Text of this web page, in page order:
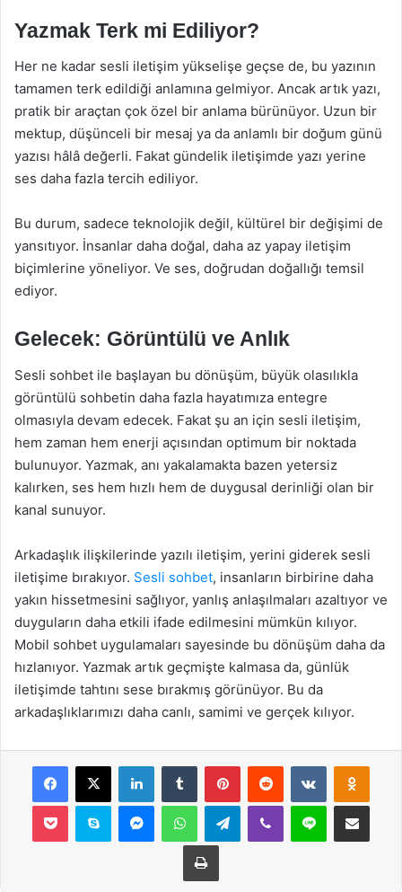
Yazmak Terk mi Ediliyor?
Her ne kadar sesli iletişim yükselişe geçse de, bu yazının
tamamen terk edildiği anlamına gelmiyor. Ancak artık yazı,
pratik bir araçtan çok özel bir anlama bürünüyor. Uzun bir
mektup, düşünceli bir mesaj ya da anlamlı bir doğum günü
yazısı hâlâ değerli. Fakat gündelik iletişimde yazı yerine
ses daha fazla tercih ediliyor.
Bu durum, sadece teknolojik değil, kültürel bir değişimi de
yansıtıyor. İnsanlar daha doğal, daha az yapay iletişim
biçimlerine yöneliyor. Ve ses, doğrudan doğallığı temsil
ediyor.
Gelecek: Görüntülü ve Anlık
Sesli sohbet ile başlayan bu dönüşüm, büyük olasılıkla
görüntülü sohbetin daha fazla hayatımıza entegre
olmasıyla devam edecek. Fakat şu an için sesli iletişim,
hem zaman hem enerji açısından optimum bir noktada
bulunuyor. Yazmak, anı yakalamakta bazen yetersiz
kalırken, ses hem hızlı hem de duygusal derinliği olan bir
kanal sunuyor.
Arkadaşlık ilişkilerinde yazılı iletişim, yerini giderek sesli
iletişime bırakıyor. Sesli sohbet, insanların birbirine daha
yakın hissetmesini sağlıyor, yanlış anlaşılmaları azaltıyor ve
duyguların daha etkili ifade edilmesini mümkün kılıyor.
Mobil sohbet uygulamaları sayesinde bu dönüşüm daha da
hızlanıyor. Yazmak artık geçmişte kalmasa da, günlük
iletişimde tahtını sese bırakmış görünüyor. Bu da
arkadaşlıklarımızı daha canlı, samimi ve gerçek kılıyor.
Facebook
X LinkedInTumblr PinterestReddit VKontakte
Pocket Skype MessengerWhatsAppTelegramViber Line E-Posta ile
Yazdır